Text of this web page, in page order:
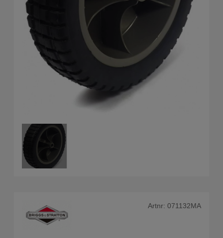
Artnr: 071132MA